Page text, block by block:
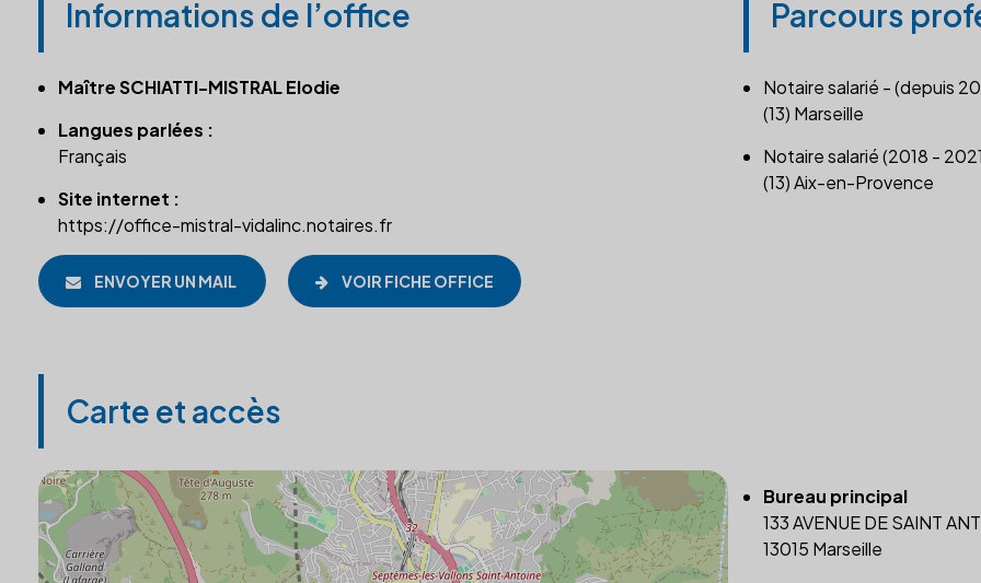
Informations de l’office
Maître SCHIATTI-MISTRAL Elodie
Langues parlées :
Français
Site internet :
https://office-mistral-vidalinc.notaires.fr
ENVOYER UN MAIL VOIR FICHE OFFICE
Parcours
Notaire salarié - (depuis
(13) Marseille
Notaire salarié (2018 -
(13) Aix-en-Provence
Carte et accès
Bureau principal
133 AVENUE DE SAINT
13015 Marseille